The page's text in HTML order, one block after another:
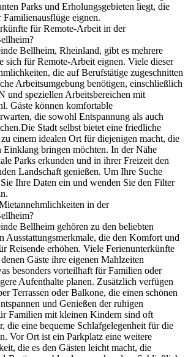
Parks und Erholungsgebieten liegt, die
eignen.
für Remote-Arbeit in der
Bellheim, Rheinland, gibt es mehrere
sich für Remote-Arbeit eignen. Viele dieser
die auf Berufstätige zugeschnitten
Arbeitsumgebung benötigen, einschließlich
und speziellen Arbeitsbereichen mit
Gäste können komfortable
die sowohl Entspannung als auch
Stadt selbst bietet eine friedliche
einem idealen Ort für diejenigen macht, die
bringen möchten. In der Nähe
Parks erkunden und in ihrer Freizeit den
Landschaft genießen. Um Ihre Suche
Ihre Daten ein und wenden Sie den Filter
in der
Bellheim gehören zu den beliebten
Ausstattungsmerkmale, die den Komfort und
Reisende erhöhen. Viele Ferienunterkünfte
Gäste ihre eigenen Mahlzeiten
besonders vorteilhaft für Familien oder
Aufenthalte planen. Zusätzlich verfügen
Terrassen oder Balkone, die einen schönen
und Genießen der ruhigen
Familien mit kleinen Kindern sind oft
die eine bequeme Schlafgelegenheit für die
Vor Ort ist ein Parkplatz eine weitere
die es den Gästen leicht macht, die